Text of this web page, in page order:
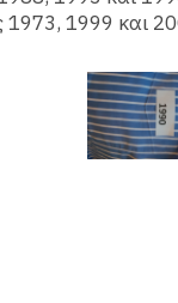
1973, 1999 και